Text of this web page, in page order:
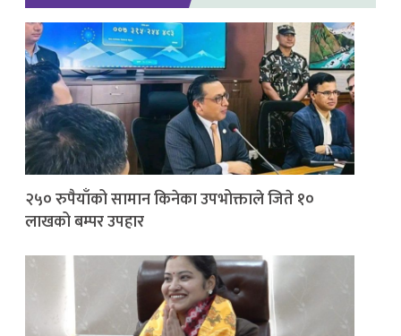
२५० रुपैयाँको सामान किनेका उपभोक्ताले जिते १०
लाखको बम्पर उपहार